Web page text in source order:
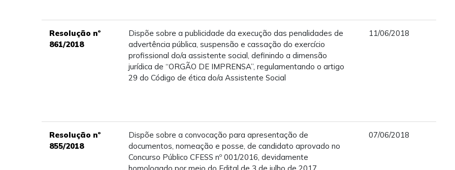
Resolução nº
861/2018
Dispõe sobre a publicidade da execução das penalidades de
advertência pública, suspensão e cassação do exercício
profissional do/a assistente social, definindo a dimensão
jurídica de “ORGÃO DE IMPRENSA”, regulamentando o artigo
29 do Código de ética do/a Assistente Social
11/06/2018
Resolução nº
855/2018
Dispõe sobre a convocação para apresentação de
documentos, nomeação e posse, de candidato aprovado no
Concurso Público CFESS nº 001/2016, devidamente
07/06/2018